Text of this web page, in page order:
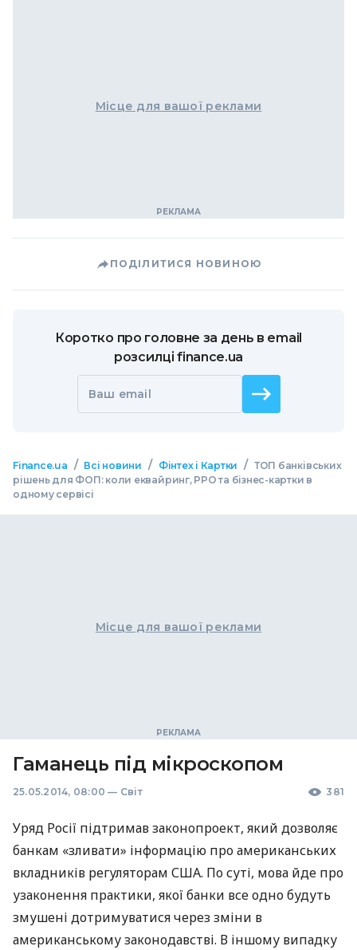
Місце для вашої реклами
ПОДІЛИТИСЯ НОВИНОЮ
Коротко про головне за день в email
розсилці finance.ua
Ваш email
Finance.ua / Всі новини / Фінтех і Картки / ТОП банківських
рішень для ФОП: коли еквайринг, РРО та бізнес-картки в
одному сервісі
Місце для вашої реклами
Гаманець під мікроскопом
25.05.2014, 08:00 — Світ 381
Уряд Росії підтримав законопроект, який дозволяє
банкам «зливати» інформацію про американських
вкладників регуляторам США. По суті, мова йде про
узаконення практики, якої банки все одно будуть
змушені дотримуватися через зміни в
американському законодавстві. В іншому випадку